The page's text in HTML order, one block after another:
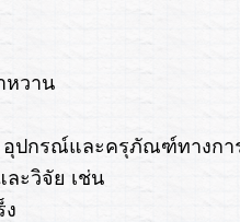
หวาน
อุปกรณ์และครุภัณฑ์ทางกา
ะวิจัย เช่น
ง